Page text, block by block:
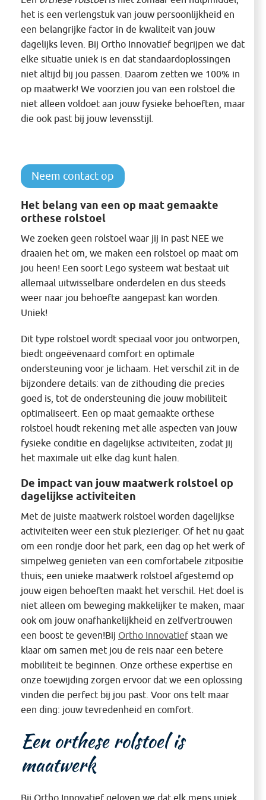
het is een verlengstuk van jouw persoonlijkheid en
een belangrijke factor in de kwaliteit van jouw
dagelijks leven. Bij Ortho Innovatief begrijpen we dat
elke situatie uniek is en dat standaardoplossingen
niet altijd bij jou passen. Daarom zetten we 100% in
op maatwerk! We voorzien jou van een rolstoel die
niet alleen voldoet aan jouw fysieke behoeften, maar
die ook past bij jouw levensstijl.
Neem contact op
Het belang van een op maat gemaakte
orthese rolstoel
We zoeken geen rolstoel waar jij in past NEE we
draaien het om, we maken een rolstoel op maat om
jou heen! Een soort Lego systeem wat bestaat uit
allemaal uitwisselbare onderdelen en dus steeds
weer naar jou behoefte aangepast kan worden.
Uniek!
Dit type rolstoel wordt speciaal voor jou ontworpen,
biedt ongeëvenaard comfort en optimale
ondersteuning voor je lichaam. Het verschil zit in de
bijzondere details: van de zithouding die precies
goed is, tot de ondersteuning die jouw mobiliteit
optimaliseert. Een op maat gemaakte orthese
rolstoel houdt rekening met alle aspecten van jouw
fysieke conditie en dagelijkse activiteiten, zodat jij
het maximale uit elke dag kunt halen.
De impact van jouw maatwerk rolstoel op
dagelijkse activiteiten
Met de juiste maatwerk rolstoel worden dagelijkse
activiteiten weer een stuk plezieriger. Of het nu gaat
om een rondje door het park, een dag op het werk of
simpelweg genieten van een comfortabele zitpositie
thuis; een unieke maatwerk rolstoel afgestemd op
jouw eigen behoeften maakt het verschil. Het doel is
niet alleen om beweging makkelijker te maken, maar
ook om jouw onafhankelijkheid en zelfvertrouwen
een boost te geven!Bij Ortho Innovatiefstaan we
klaar om samen met jou de reis naar een betere
mobiliteit te beginnen. Onze orthese expertise en
onze toewijding zorgen ervoor dat we een oplossing
vinden die perfect bij jou past. Voor ons telt maar
een ding: jouw tevredenheid en comfort.
Een orthese rolstoel is
maatwerk